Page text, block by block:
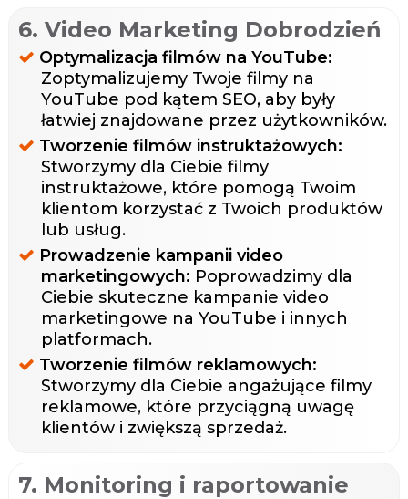
6. Video Marketing Dobrodzień
Optymalizacja filmów na YouTube:
Zoptymalizujemy Twoje filmy na
YouTube pod kątem SEO, aby były
łatwiej znajdowane przez użytkowników.
Tworzenie filmów instruktażowych:
Stworzymy dla Ciebie filmy
instruktażowe, które pomogą Twoim
klientom korzystać z Twoich produktów
lub usług.
Prowadzenie kampanii video
marketingowych: Poprowadzimy dla
Ciebie skuteczne kampanie video
marketingowe na YouTube i innych
platformach.
Tworzenie filmów reklamowych:
Stworzymy dla Ciebie angażujące filmy
reklamowe, które przyciągną uwagę
klientów i zwiększą sprzedaż.
7. Monitoring i raportowanie